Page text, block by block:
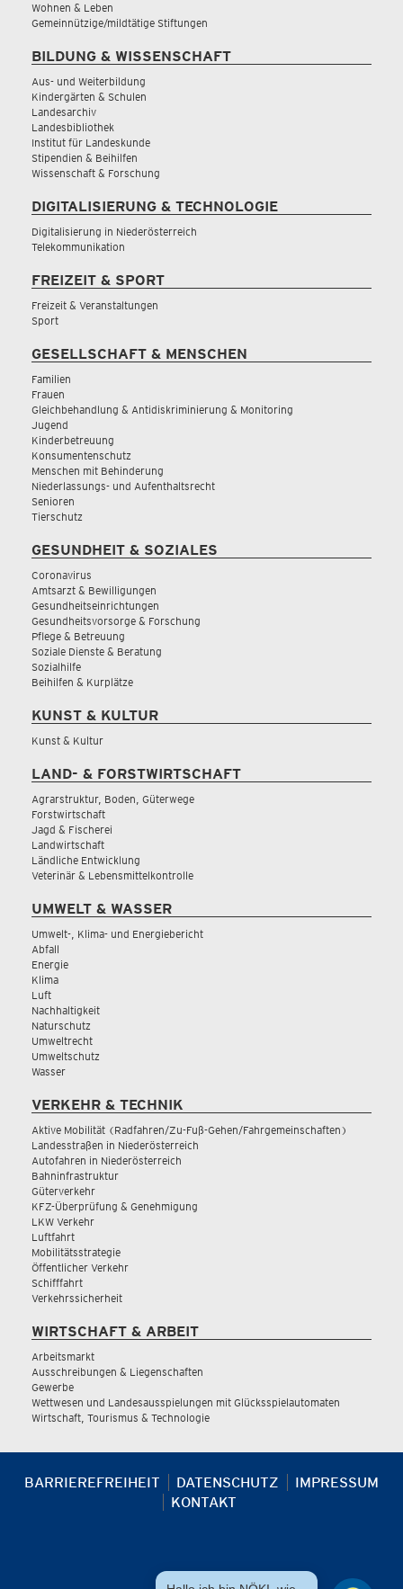
Wohnen & Leben
Gemeinnützige/mildtätige Stiftungen
BILDUNG & WISSENSCHAFT
Aus- und Weiterbildung
Kindergärten & Schulen
Landesarchiv
Landesbibliothek
Institut für Landeskunde
Stipendien & Beihilfen
Wissenschaft & Forschung
DIGITALISIERUNG & TECHNOLOGIE
Digitalisierung in Niederösterreich
Telekommunikation
FREIZEIT & SPORT
Freizeit & Veranstaltungen
Sport
GESELLSCHAFT & MENSCHEN
Familien
Frauen
Gleichbehandlung & Antidiskriminierung & Monitoring
Jugend
Kinderbetreuung
Konsumentenschutz
Menschen mit Behinderung
Niederlassungs- und Aufenthaltsrecht
Senioren
Tierschutz
GESUNDHEIT & SOZIALES
Coronavirus
Amtsarzt & Bewilligungen
Gesundheitseinrichtungen
Gesundheitsvorsorge & Forschung
Pflege & Betreuung
Soziale Dienste & Beratung
Sozialhilfe
Beihilfen & Kurplätze
KUNST & KULTUR
Kunst & Kultur
LAND- & FORSTWIRTSCHAFT
Agrarstruktur, Boden, Güterwege
Forstwirtschaft
Jagd & Fischerei
Landwirtschaft
Ländliche Entwicklung
Veterinär & Lebensmittelkontrolle
UMWELT & WASSER
Umwelt-, Klima- und Energiebericht
Abfall
Energie
Klima
Luft
Nachhaltigkeit
Naturschutz
Umweltrecht
Umweltschutz
Wasser
VERKEHR & TECHNIK
Aktive Mobilität (Radfahren/Zu-Fuß-Gehen/Fahrgemeinschaften)
Landesstraßen in Niederösterreich
Autofahren in Niederösterreich
Bahninfrastruktur
Güterverkehr
KFZ-Überprüfung & Genehmigung
LKW Verkehr
Luftfahrt
Mobilitätsstrategie
Öffentlicher Verkehr
Schifffahrt
Verkehrssicherheit
WIRTSCHAFT & ARBEIT
Arbeitsmarkt
Ausschreibungen & Liegenschaften
Gewerbe
Wettwesen und Landesausspielungen mit Glücksspielautomaten
Wirtschaft, Tourismus & Technologie
BARRIEREFREIHEIT DATENSCHUTZ
IMPRESSUM
KONTAKT